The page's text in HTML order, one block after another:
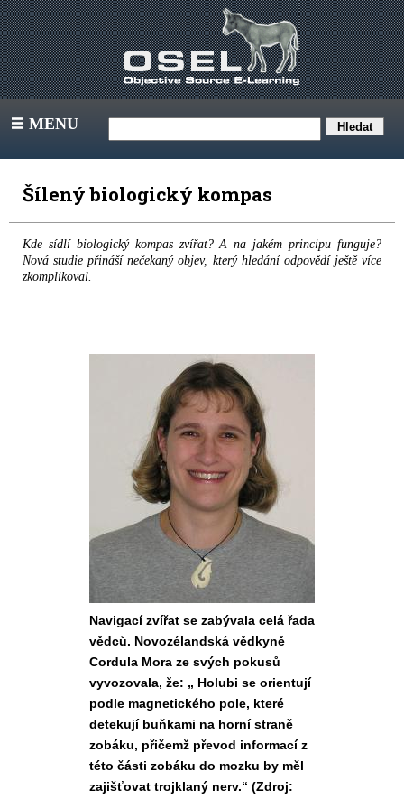
III MENU
Šílený biologický kompas
Kde sídlí biologický kompas zvířat? A na jakém principu funguje?
Nová studie přináší nečekaný objev, který hledání odpovědí ještě více
zkomplikoval.
Navigací zvířat se zabývala celá řada
vědců. Novozélandská vědkyně
Cordula Mora ze svých pokusů
vyvozovala, že: „ Holubi se orientují
podle magnetického pole, které
detekují buňkami na horní straně
zobáku, přičemž převod informací z
této části zobáku do mozku by měl
zajišťovat trojklaný nerv.“ (Zdroj: